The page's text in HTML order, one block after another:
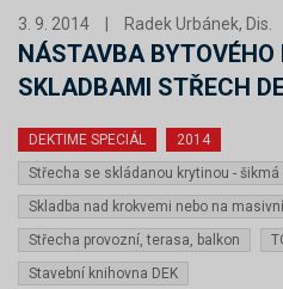
3. 9. 2014 Radek Urbánek, Dis.
NÁSTAVBA BYTOVÉHO
SKLADBAMI STŘECH
DEKTIME SPECIÁL
2014
Střecha se skládanou krytinou -
Skladba nad krokvemi nebo na
Střecha provozní, terasa, balkon
Stavební knihovna DEK